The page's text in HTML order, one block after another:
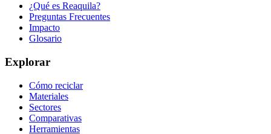
¿Qué es Reaquila?
Preguntas Frecuentes
Impacto
Glosario
Explorar
Cómo reciclar
Materiales
Sectores
Comparativas
Herramientas